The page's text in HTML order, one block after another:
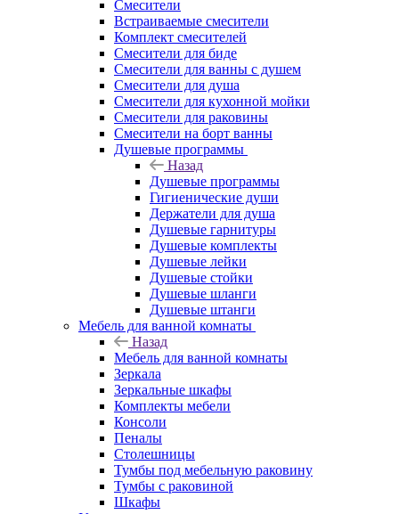
Смесители
Встраиваемые смесители
Комплект смесителей
Смесители для биде
Смесители для ванны с душем
Смесители для душа
Смесители для кухонной мойки
Смесители для раковины
Смесители на борт ванны
Душевые программы
Назад
Душевые программы
Гигиенические души
Держатели для душа
Душевые гарнитуры
Душевые комплекты
Душевые лейки
Душевые стойки
Душевые шланги
Душевые штанги
Мебель для ванной комнаты
Назад
Мебель для ванной комнаты
Зеркала
Зеркальные шкафы
Комплекты мебели
Консоли
Пеналы
Столешницы
Тумбы под мебельную раковину
Тумбы с раковиной
Шкафы